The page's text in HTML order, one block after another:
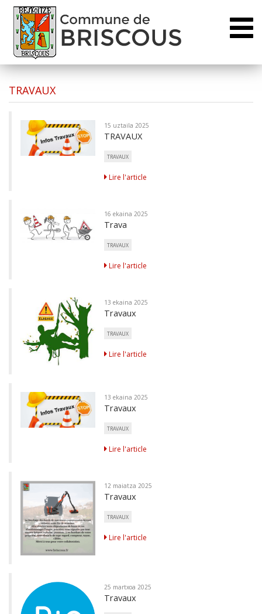
TRAVAUX
15 uztaila 2025
TRAVAUX
TRAVAUX
Lire l'article
16 ekaina 2025
Trava
TRAVAUX
Lire l'article
13 ekaina 2025
Travaux
TRAVAUX
Lire l'article
13 ekaina 2025
Travaux
TRAVAUX
Lire l'article
12 maiatza 2025
Travaux
TRAVAUX
Lire l'article
25 martxoa 2025
Travaux